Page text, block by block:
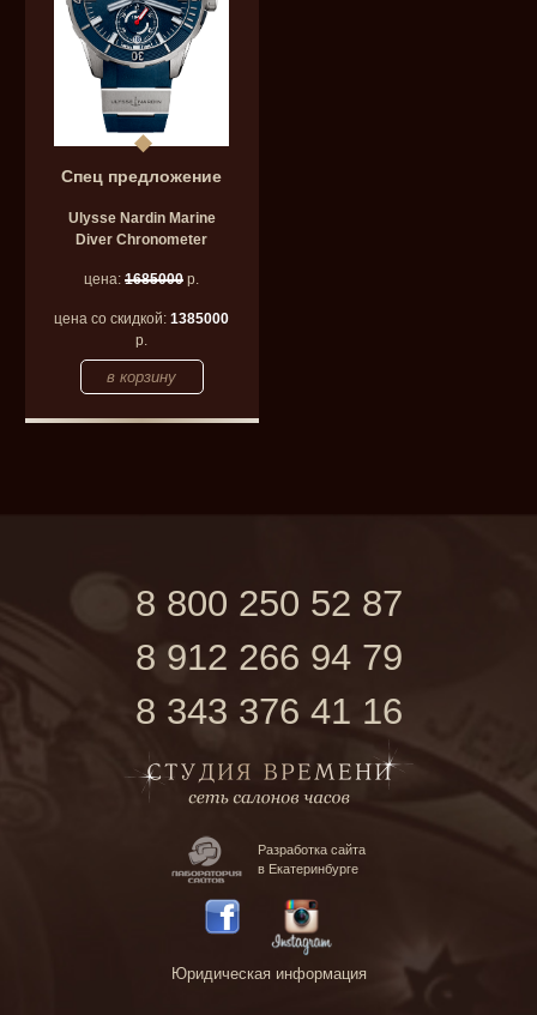
Спец предложение
Ulysse Nardin Marine
Diver Chronometer
цена:1685000 р.
цена со скидкой:1385000
р.
8 800 250 52 87
8 912 266 94 79
8 343 376 41 16
Разработка сайта
в Екатеринбурге
Юридическая информация